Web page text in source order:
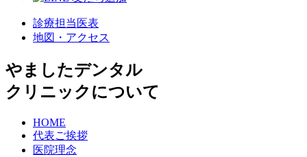
診療担当医表
地図・アクセス
やましたデンタル
クリニックについて
HOME
代表ご挨拶
医院理念